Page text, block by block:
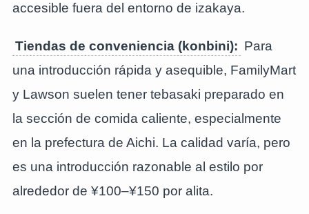
accesible fuera del entorno de izakaya.
Tiendas de conveniencia (konbini): Para
una introducción rápida y asequible, FamilyMart
y Lawson suelen tener tebasaki preparado en
la sección de comida caliente, especialmente
en la prefectura de Aichi. La calidad varía, pero
es una introducción razonable al estilo por
alrededor de ¥100–¥150 por alita.